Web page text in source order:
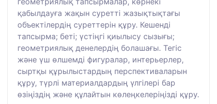
қабылдауға жақын суретті жазықтықтағы
объектілердің суреттерін құру. Кешенді
тапсырма; беті; үстіңгі қиылысу сызығы;
геометриялық денелердің болашағы. Тегіс
және үш өлшемді фигуралар, интерьерлер,
сыртқы құрылыстардың перспективаларын
құру, түрлі материалдардың үлгілері бар
өзіңіздің және құлайтын көлеңкелеріңізді құру.